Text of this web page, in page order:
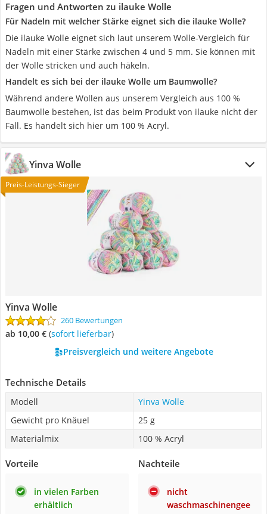
Fragen und Antworten zu ilauke Wolle
Für Nadeln mit welcher Stärke eignet sich die ilauke Wolle?
Die ilauke Wolle eignet sich laut unserem Wolle-Vergleich für
Nadeln mit einer Stärke zwischen 4 und 5 mm. Sie können mit
der Wolle stricken und auch häkeln.
Handelt es sich bei der ilauke Wolle um Baumwolle?
Während andere Wollen aus unserem Vergleich aus 100 %
Baumwolle bestehen, ist das beim Produkt von ilauke nicht der
Fall. Es handelt sich hier um 100 % Acryl.
Yinva Wolle
Preis-Leistungs-Sieger
Yinva Wolle
260 Bewertungen
ab 10,00 € ( Sofort lieferbar)
Preisvergleich und weitere Angebote
Technische Details
Modell
Yinva Wolle
Gewicht pro Knäuel
25 g
Materialmix
100 % Acryl
Vorteile
in vielen Farben
erhältlich
Nachteile
nicht
waschmaschinengee